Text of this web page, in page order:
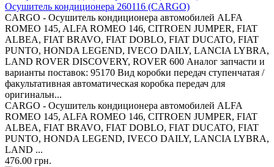
Осушитель кондиционера 260116 (CARGO)
CARGO - Осушитель кондиционера автомобилей ALFA
ROMEO 145, ALFA ROMEO 146, CITROEN JUMPER, FIAT
ALBEA, FIAT BRAVO, FIAT DOBLO, FIAT DUCATO, FIAT
PUNTO, HONDA LEGEND, IVECO DAILY, LANCIA LYBRA,
LAND ROVER DISCOVERY, ROVER 600 Аналог запчасти и
варианты поставок: 95170 Вид коробки передач ступенчатая /
факультативная автоматическая коробка передач для
оригинальн...
CARGO - Осушитель кондиционера автомобилей ALFA
ROMEO 145, ALFA ROMEO 146, CITROEN JUMPER, FIAT
ALBEA, FIAT BRAVO, FIAT DOBLO, FIAT DUCATO, FIAT
PUNTO, HONDA LEGEND, IVECO DAILY, LANCIA LYBRA,
LAND ...
476.00 грн.